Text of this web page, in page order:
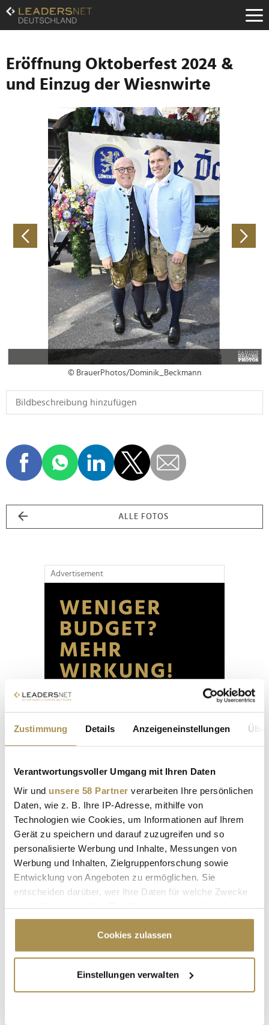
Zustimmung Details Anzeigeneinstellungen
Verantwortungsvoller Umgang mit Ihren Daten
Wir und unsere 58 Partner verarbeiten Ihre persönlichen
Daten, wie z. B. Ihre IP-Adresse, mithilfe von
Technologien wie Cookies, um Informationen auf Ihrem
Gerät zu speichern und darauf zuzugreifen und so
personalisierte Werbung und Inhalte, Messungen von
Werbung und Inhalten, Zielgruppenforschung sowie
Entwicklung von Angeboten zu ermöglichen. Sie
entscheiden darüber, wer Ihre Daten für welche Zwecke
Cookie-Erklärung oder durch Klicken auf das Privacy
Trigger Symbol ändern oder widerrufen
Informationen über Ihre geografische Lage
erfassen, welche bis auf einige Meter genau sein
Cookies zulassen
Einstellungen verwalten
Zum
Inhalt
Zur
Navigation
Zur
Hauptnavigation
Eröffnung Oktoberfest 2024 &
und Einzug der Wiesnwirte
© BrauerPhotos/Dominik_Beckmann
ALLE FOTOS
Advertisement